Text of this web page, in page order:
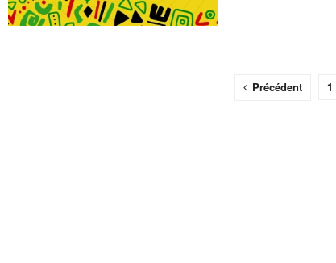
Précédent 1